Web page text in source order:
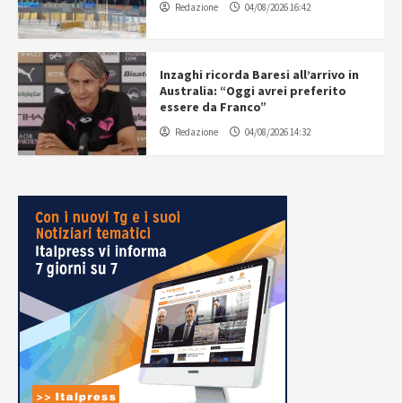
Redazione 04/08/2026 16:42
Inzaghi ricorda Baresi all’arrivo in
Australia: “Oggi avrei preferito
essere da Franco”
Redazione 04/08/2026 14:32